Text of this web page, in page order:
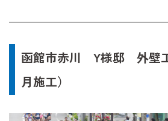
函館市赤川 Y様邸 外壁
月施工）